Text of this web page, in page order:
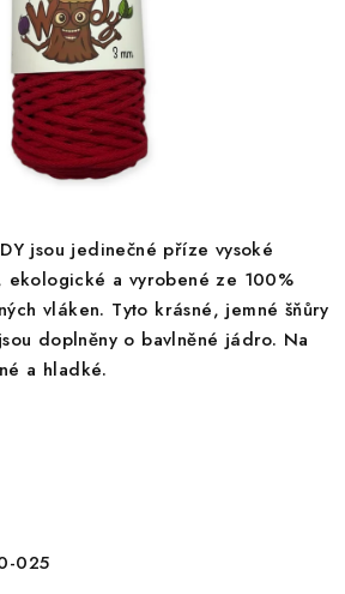
jsou jedinečné příze vysoké
ekologické a vyrobené ze 100%
vláken. Tyto krásné, jemné šňůry
doplněny o bavlněné jádro. Na
a hladké.
025